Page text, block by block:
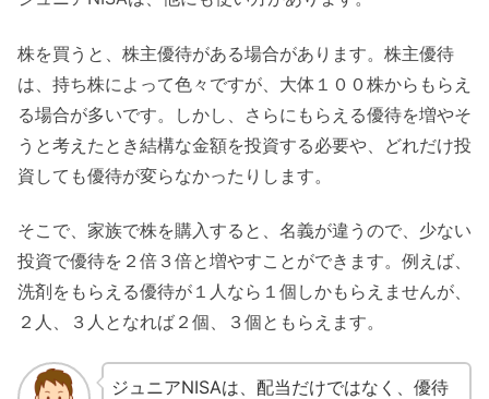
株を買うと、株主優待がある場合があります。株主優待
は、持ち株によって色々ですが、大体１００株からもらえ
る場合が多いです。しかし、さらにもらえる優待を増やそ
うと考えたとき結構な金額を投資する必要や、どれだけ投
資しても優待が変らなかったりします。
そこで、家族で株を購入すると、名義が違うので、少ない
投資で優待を２倍３倍と増やすことができます。例えば、
洗剤をもらえる優待が１人なら１個しかもらえませんが、
２人、３人となれば２個、３個ともらえます。
ジュニアNISAは、配当だけではなく、優待